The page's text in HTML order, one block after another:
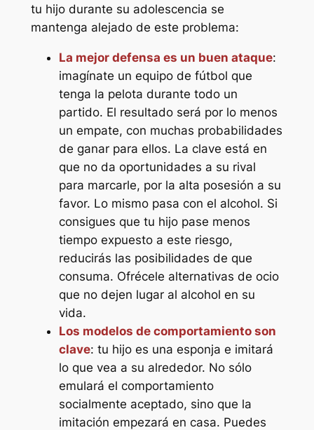
tu hijo durante su adolescencia se
mantenga alejado de este problema:
La mejor defensa es un buen ataque:
imagínate un equipo de fútbol que
tenga la pelota durante todo un
partido. El resultado será por lo menos
un empate, con muchas probabilidades
de ganar para ellos. La clave está en
que no da oportunidades a su rival
para marcarle, por la alta posesión a su
favor. Lo mismo pasa con el alcohol. Si
consigues que tu hijo pase menos
tiempo expuesto a este riesgo,
reducirás las posibilidades de que
consuma. Ofrécele alternativas de ocio
que no dejen lugar al alcohol en su
vida.
Los modelos de comportamiento son
clave: tu hijo es una esponja e imitará
lo que vea a su alrededor. No sólo
emulará el comportamiento
socialmente aceptado, sino que la
imitación empezará en casa. Puedes